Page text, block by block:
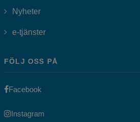
Nyheter
e-tjänsterLänk till annan webbplats,
FÖLJ OSS PÅ
Facebook
Instagram